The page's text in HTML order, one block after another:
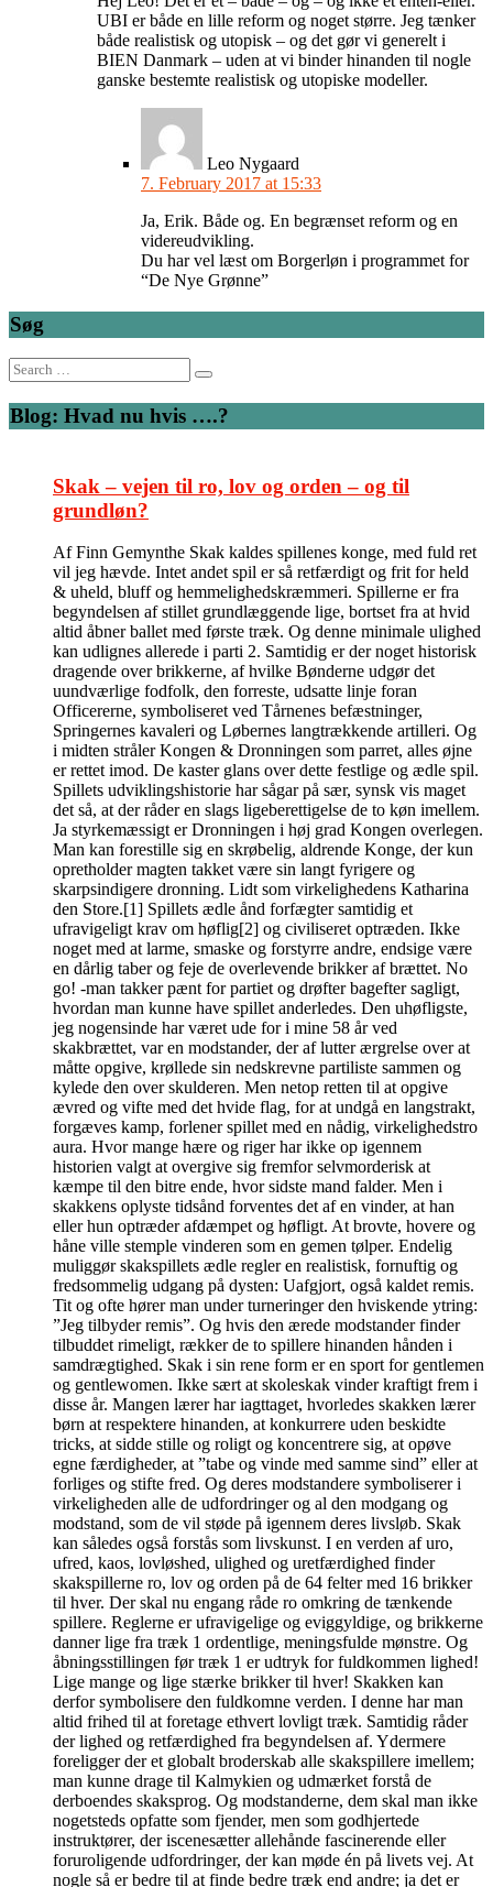
UBI er både en lille reform og noget større. Jeg tænker
både realistisk og utopisk – og det gør vi generelt i
BIEN Danmark – uden at vi binder hinanden til nogle
ganske bestemte realistisk og utopiske modeller.
Leo Nygaard
7. February 2017 at 15:33
Ja, Erik. Både og. En begrænset reform og en
videreudvikling.
Du har vel læst om Borgerløn i programmet for
“De Nye Grønne”
Søg
Search
for:
Blog: Hvad nu hvis ….?
Skak – vejen til ro, lov og orden – og til
grundløn?
Af Finn Gemynthe Skak kaldes spillenes konge, med fuld ret
vil jeg hævde. Intet andet spil er så retfærdigt og frit for held
& uheld, bluff og hemmelighedskræmmeri. Spillerne er fra
begyndelsen af stillet grundlæggende lige, bortset fra at hvid
altid åbner ballet med første træk. Og denne minimale ulighed
kan udlignes allerede i parti 2. Samtidig er der noget historisk
dragende over brikkerne, af hvilke Bønderne udgør det
uundværlige fodfolk, den forreste, udsatte linje foran
Officererne, symboliseret ved Tårnenes befæstninger,
Springernes kavaleri og Løbernes langtrækkende artilleri. Og
i midten stråler Kongen & Dronningen som parret, alles øjne
er rettet imod. De kaster glans over dette festlige og ædle spil.
Spillets udviklingshistorie har sågar på sær, synsk vis maget
det så, at der råder en slags ligeberettigelse de to køn imellem.
Ja styrkemæssigt er Dronningen i høj grad Kongen overlegen.
Man kan forestille sig en skrøbelig, aldrende Konge, der kun
opretholder magten takket være sin langt fyrigere og
skarpsindigere dronning. Lidt som virkelighedens Katharina
den Store.[1] Spillets ædle ånd forfægter samtidig et
ufravigeligt krav om høflig[2] og civiliseret optræden. Ikke
noget med at larme, smaske og forstyrre andre, endsige være
en dårlig taber og feje de overlevende brikker af brættet. No
go! -man takker pænt for partiet og drøfter bagefter sagligt,
hvordan man kunne have spillet anderledes. Den uhøfligste,
jeg nogensinde har været ude for i mine 58 år ved
skakbrættet, var en modstander, der af lutter ærgrelse over at
måtte opgive, krøllede sin nedskrevne partiliste sammen og
kylede den over skulderen. Men netop retten til at opgive
ævred og vifte med det hvide flag, for at undgå en langstrakt,
forgæves kamp, forlener spillet med en nådig, virkelighedstro
aura. Hvor mange hære og riger har ikke op igennem
historien valgt at overgive sig fremfor selvmorderisk at
kæmpe til den bitre ende, hvor sidste mand falder. Men i
skakkens oplyste tidsånd forventes det af en vinder, at han
eller hun optræder afdæmpet og høfligt. At brovte, hovere og
håne ville stemple vinderen som en gemen tølper. Endelig
muliggør skakspillets ædle regler en realistisk, fornuftig og
fredsommelig udgang på dysten: Uafgjort, også kaldet remis.
Tit og ofte hører man under turneringer den hviskende ytring:
”Jeg tilbyder remis”. Og hvis den ærede modstander finder
tilbuddet rimeligt, rækker de to spillere hinanden hånden i
samdrægtighed. Skak i sin rene form er en sport for gentlemen
og gentlewomen. Ikke sært at skoleskak vinder kraftigt frem i
disse år. Mangen lærer har iagttaget, hvorledes skakken lærer
børn at respektere hinanden, at konkurrere uden beskidte
tricks, at sidde stille og roligt og koncentrere sig, at opøve
egne færdigheder, at ”tabe og vinde med samme sind” eller at
forliges og stifte fred. Og deres modstandere symboliserer i
virkeligheden alle de udfordringer og al den modgang og
modstand, som de vil støde på igennem deres livsløb. Skak
kan således også forstås som livskunst. I en verden af uro,
ufred, kaos, lovløshed, ulighed og uretfærdighed finder
skakspillerne ro, lov og orden på de 64 felter med 16 brikker
til hver. Der skal nu engang råde ro omkring de tænkende
spillere. Reglerne er ufravigelige og eviggyldige, og brikkerne
danner lige fra træk 1 ordentlige, meningsfulde mønstre. Og
åbningsstillingen før træk 1 er udtryk for fuldkommen lighed!
Lige mange og lige stærke brikker til hver! Skakken kan
derfor symbolisere den fuldkomne verden. I denne har man
altid frihed til at foretage ethvert lovligt træk. Samtidig råder
der lighed og retfærdighed fra begyndelsen af. Ydermere
foreligger der et globalt broderskab alle skakspillere imellem;
man kunne drage til Kalmykien og udmærket forstå de
derboendes skaksprog. Og modstanderne, dem skal man ikke
nogetsteds opfatte som fjender, men som godhjertede
instruktører, der iscenesætter allehånde fascinerende eller
foruroligende udfordringer, der kan møde én på livets vej. At
nogle så er bedre til at finde bedre træk end andre; ja det er